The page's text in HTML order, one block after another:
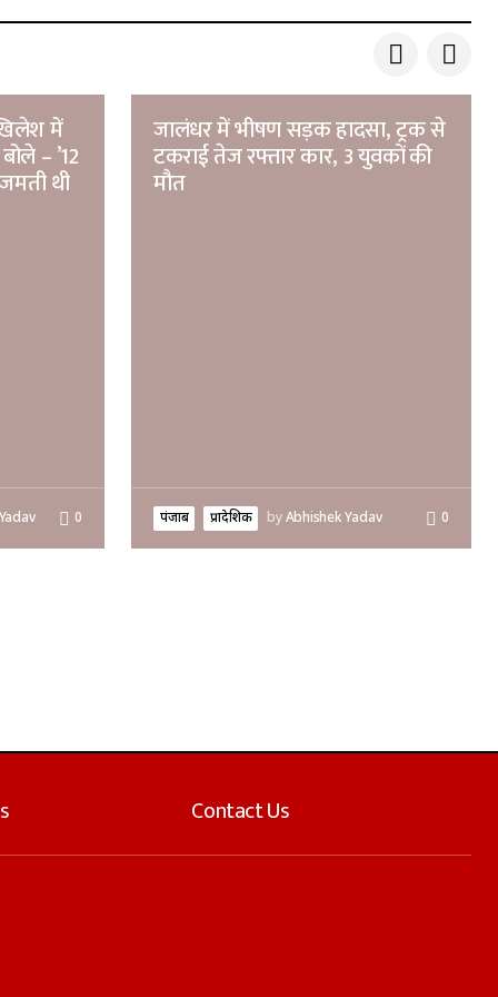
में
– ’12
थी
0
जालंधर में भीषण सड़क हादसा, ट्रक से
टकराई तेज रफ्तार कार, 3 युवकों की
मौत
पंजाब प्रादेशिक byAbhishek Yadav 0
Contact Us